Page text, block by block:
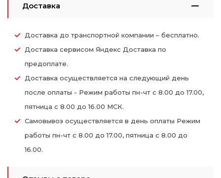
Доставка
Доставка до транспортной компании – бесплатно.
Доставка сервисом Яндекс Доставка по
предоплате.
Доставка осуществляется на следующий день
после оплаты - Режим работы пн-чт с 8.00 до 17.00,
пятница с 8.00 до 16.00 МСК.
Самовывоз осуществляется в день оплаты Режим
работы пн-чт с 8.00 до 17.00, пятница с 8.00 до
16.00.